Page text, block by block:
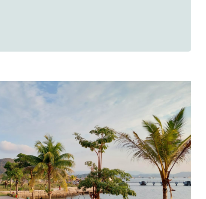
Konsultan Manajemen dan
di Pusaran Tahun 2026: